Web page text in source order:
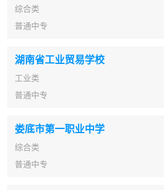
综合类
普通中专
湖南省工业贸易学校
工业类
普通中专
娄底市第一职业中学
综合类
普通中专